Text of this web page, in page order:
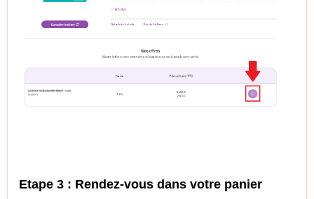
Etape 3 : Rendez-vous dans votre panier